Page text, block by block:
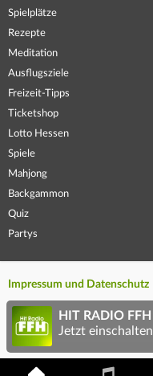
Spielplätze
Rezepte
Meditation
Ausflugsziele
Freizeit-Tipps
Ticketshop
Lotto Hessen
Spiele
Mahjong
Backgammon
Quiz
Partys
Impressum und Datenschutz
HIT RADIO FFH
Jetzt einschalten